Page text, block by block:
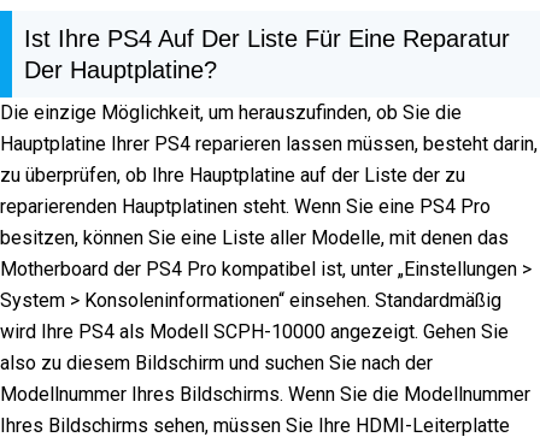
Ist Ihre PS4 Auf Der Liste Für Eine Reparatur
Der Hauptplatine?
Die einzige Möglichkeit, um herauszufinden, ob Sie die
Hauptplatine Ihrer PS4 reparieren lassen müssen, besteht darin,
zu überprüfen, ob Ihre Hauptplatine auf der Liste der zu
reparierenden Hauptplatinen steht. Wenn Sie eine PS4 Pro
besitzen, können Sie eine Liste aller Modelle, mit denen das
Motherboard der PS4 Pro kompatibel ist, unter „Einstellungen >
System > Konsoleninformationen“ einsehen. Standardmäßig
wird Ihre PS4 als Modell SCPH-10000 angezeigt. Gehen Sie
also zu diesem Bildschirm und suchen Sie nach der
Modellnummer Ihres Bildschirms. Wenn Sie die Modellnummer
Ihres Bildschirms sehen, müssen Sie Ihre HDMI-Leiterplatte